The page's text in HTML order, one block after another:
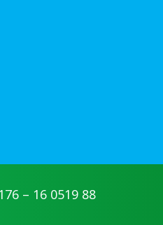
– 16 0519 88